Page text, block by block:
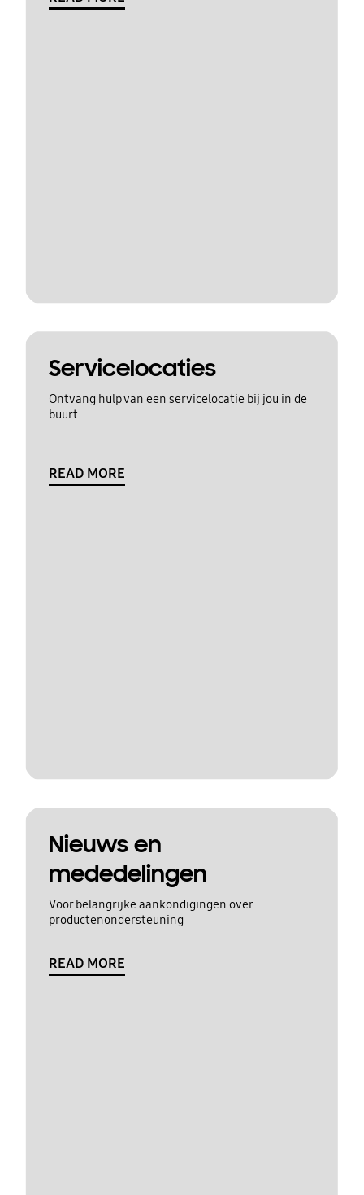
Servicelocaties
Ontvang hulp van een servicelocatie bij jou in de
buurt
READ MORE
Nieuws en
mededelingen
Voor belangrijke aankondigingen over
productenondersteuning
READ MORE